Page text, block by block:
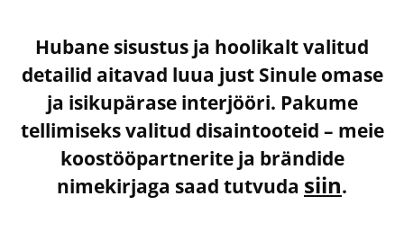
Hubane sisustus ja hoolikalt valitud
detailid aitavad luua just Sinule omase
ja isikupärase interjööri. Pakume
tellimiseks valitud disaintooteid – meie
koostööpartnerite ja brändide
nimekirjaga saad tutvuda siin.